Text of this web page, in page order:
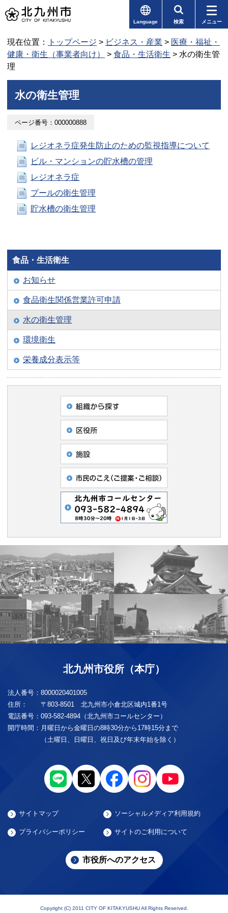
Language 検索 メニュー
現在位置： トップページ > ビジネス・産業 > 医療・福祉・
健康・衛生（事業者向け）
> 食品・生活衛生 > 水の衛生管
理
水の衛生管理
ページ番号：000000888
レジオネラ症発生防止のための監視指導について
ビル・マンションの貯水槽の管理
レジオネラ症
プールの衛生管理
貯水槽の衛生管理
食品・生活衛生
お知らせ
食品衛生関係営業許可申請
水の衛生管理
環境衛生
栄養成分表示等
北九州市役所（本庁）
法人番号： 8000020401005
住所：
〒803-8501 北九州市小倉北区城内1番1号
電話番号： 093-582-4894（北九州市コールセンター）
開庁時間： 月曜日から金曜日の8時30分から17時15分まで
（土曜日、日曜日、祝日及び年末年始を除く）
サイトマップ ソーシャルメディア利用規約
プライバシーポリシー サイトのご利用について
市役所へのアクセス
Copyright (C) 2011 CITY OF KITAKYUSHU All Rights Reserved.